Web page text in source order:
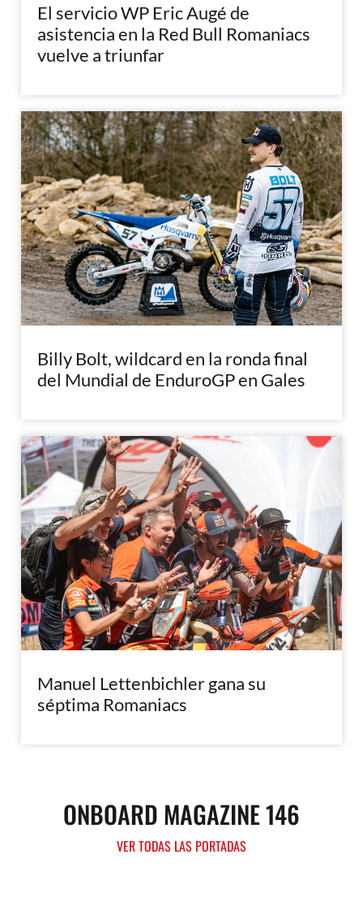
El servicio WP Eric Augé de
asistencia en la Red Bull Romaniacs
vuelve a triunfar
Billy Bolt, wildcard en la ronda final
del Mundial de EnduroGP en Gales
Manuel Lettenbichler gana su
séptima Romaniacs
ONBOARD MAGAZINE 146
VER TODAS LAS PORTADAS